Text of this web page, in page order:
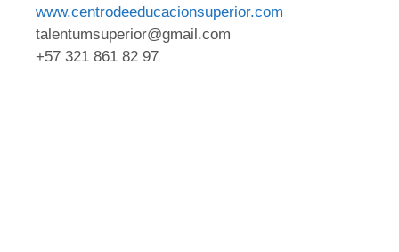
www.centrodeeducacionsuperior.com
talentumsuperior@gmail.com
+57 321 861 82 97